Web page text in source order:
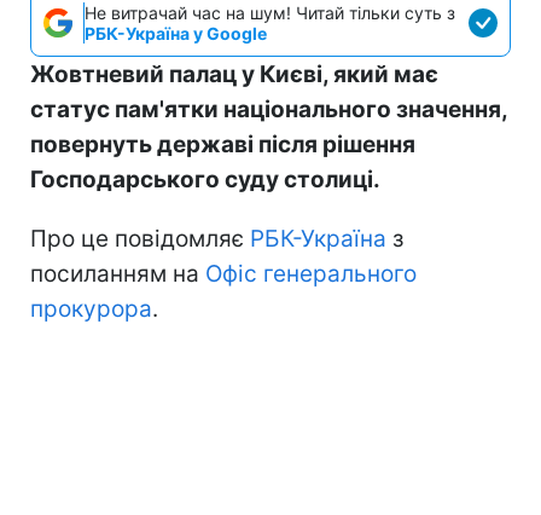
Не витрачай час на шум! Читай тільки суть з
РБК-Україна у Google
Жовтневий палац у Києві, який має
статус пам'ятки національного значення,
повернуть державі після рішення
Господарського суду столиці.
Про це повідомляє РБК-Україна з
посиланням на Офіс генерального
прокурора.